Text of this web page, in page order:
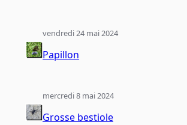
Papillon
vendredi 24 mai 2024
Grosse bestiole
mercredi 8 mai 2024